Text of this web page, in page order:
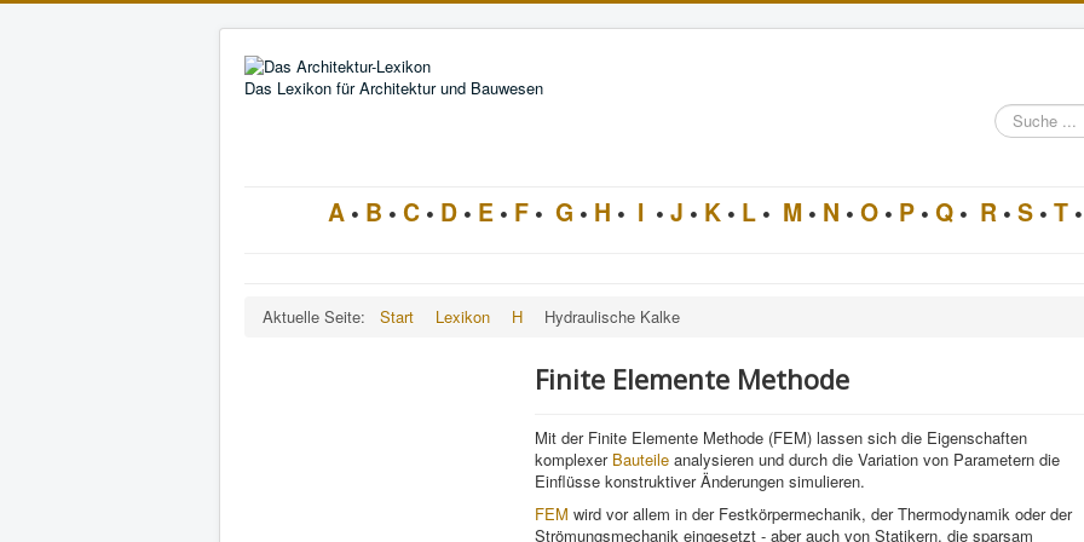
Das Lexikon für Architektur und Bauwesen
Suche
im
A • B • C • D • E • F • G • H • I • J • K • L • M • N • O • P • Q • R • S • T •
Aktuelle Seite: Start Lexikon H Hydraulische Kalke
Finite Elemente Methode
Mit der Finite Elemente Methode (FEM) lassen sich die Eigenschaften
komplexer Bauteile analysieren und durch die Variation von Parametern die
Einflüsse konstruktiver Änderungen simulieren.
FEM wird vor allem in der Festkörpermechanik, der Thermodynamik oder der
Strömungsmechanik eingesetzt - aber auch von Statikern, die sparsam